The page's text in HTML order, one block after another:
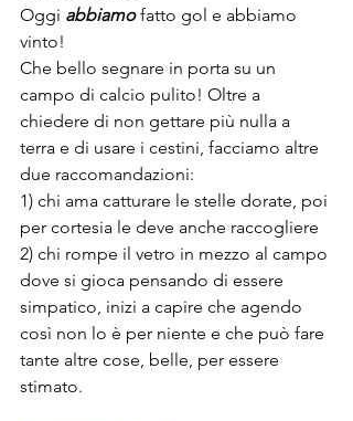
Oggi abbiamo fatto gol e abbiamo
vinto!
Che bello segnare in porta su un
campo di calcio pulito! Oltre a
chiedere di non gettare più nulla a
terra e di usare i cestini, facciamo altre
due raccomandazioni:
1) chi ama catturare le stelle dorate, poi
per cortesia le deve anche raccogliere
2) chi rompe il vetro in mezzo al campo
dove si gioca pensando di essere
simpatico, inizi a capire che agendo
così non lo è per niente e che può fare
tante altre cose, belle, per essere
stimato.